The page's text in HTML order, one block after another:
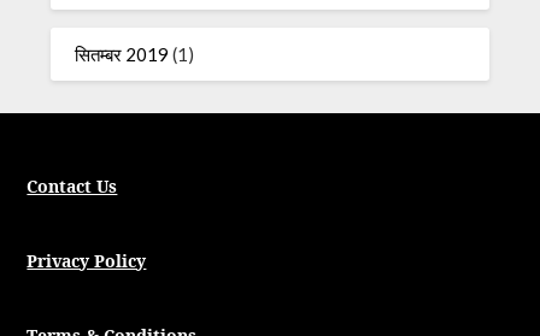
सितम्बर 2019 (1)
Contact Us
Privacy Policy